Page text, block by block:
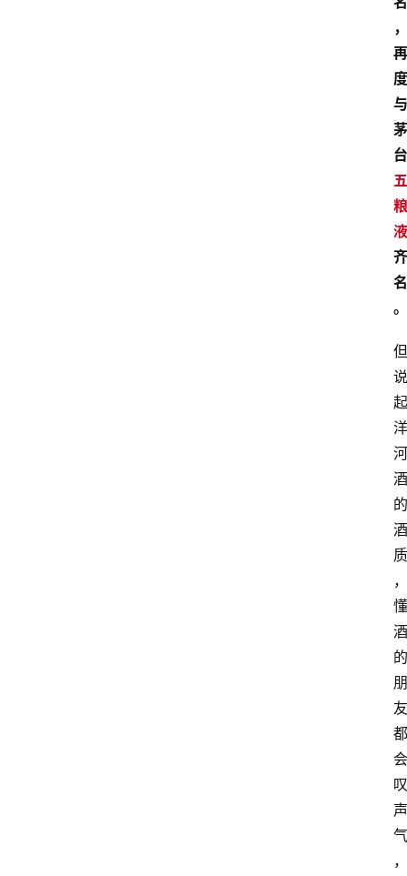
，
再
度
与
茅
台
五
粮
液
齐
名
。
但
说
起
洋
河
酒
的
酒
质
，
懂
酒
的
朋
友
都
会
叹
声
气
，